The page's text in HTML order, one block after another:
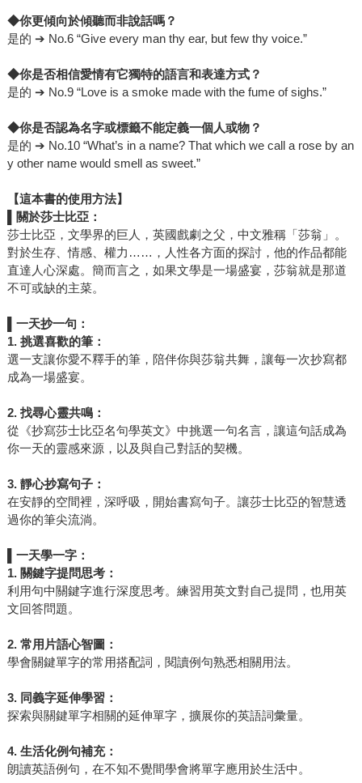
◆你更傾向於傾聽而非說話嗎？
是的 ➔ No.6 “Give every man thy ear, but few thy voice.”
◆你是否相信愛情有它獨特的語言和表達方式？
是的 ➔ No.9 “Love is a smoke made with the fume of sighs.”
◆你是否認為名字或標籤不能定義一個人或物？
是的 ➔ No.10 “What’s in a name? That which we call a rose by an
y other name would smell as sweet.”
【這本書的使用方法】
關於莎士比亞：
莎士比亞，文學界的巨人，英國戲劇之父，中文雅稱「莎翁」。
對於生存、情感、權力……，人性各方面的探討，他的作品都能
直達人心深處。簡而言之，如果文學是一場盛宴，莎翁就是那道
不可或缺的主菜。
一天抄一句：
1. 挑選喜歡的筆：
選一支讓你愛不釋手的筆，陪伴你與莎翁共舞，讓每一次抄寫都
成為一場盛宴。
2. 找尋心靈共鳴：
從《抄寫莎士比亞名句學英文》中挑選一句名言，讓這句話成為
你一天的靈感來源，以及與自己對話的契機。
3. 靜心抄寫句子：
在安靜的空間裡，深呼吸，開始書寫句子。讓莎士比亞的智慧透
過你的筆尖流淌。
一天學一字：
1. 關鍵字提問思考：
利用句中關鍵字進行深度思考。練習用英文對自己提問，也用英
文回答問題。
2. 常用片語心智圖：
學會關鍵單字的常用搭配詞，閱讀例句熟悉相關用法。
3. 同義字延伸學習：
探索與關鍵單字相關的延伸單字，擴展你的英語詞彙量。
4. 生活化例句補充：
朗讀英語例句，在不知不覺間學會將單字應用於生活中。